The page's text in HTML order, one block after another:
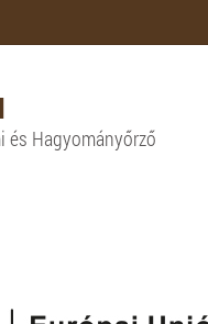
és Hagyományőrző